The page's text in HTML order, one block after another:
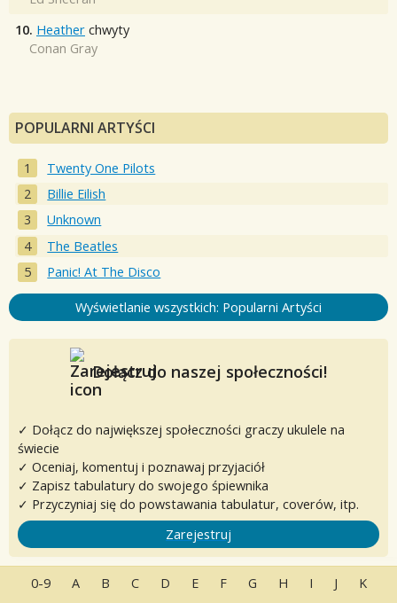
10. Heather chwyty
Conan Gray
POPULARNI ARTYŚCI
Twenty One Pilots
Billie Eilish
Unknown
The Beatles
Panic! At The Disco
Wyświetlanie wszystkich: Popularni Artyści
Dołącz do naszej społeczności!
✓ Dołącz do największej społeczności graczy ukulele na
świecie
✓ Oceniaj, komentuj i poznawaj przyjaciół
✓ Zapisz tabulatury do swojego śpiewnika
✓ Przyczyniaj się do powstawania tabulatur, coverów, itp.
Zarejestruj
0-9 A B C D E F G H I J K